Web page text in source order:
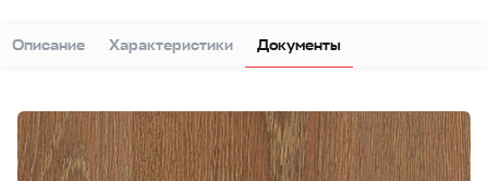
Описание Характеристики Документы